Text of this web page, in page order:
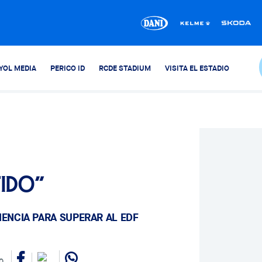
MEDIA PERICO ID RCDE STADIUM VISITA EL ESTADIO
PARA SUPERAR AL EDF